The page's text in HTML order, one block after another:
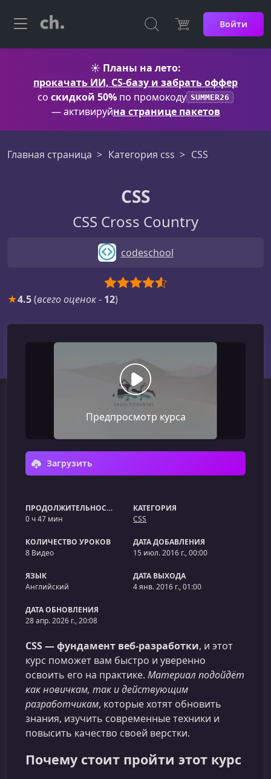
Войти
☀️ Планы на лето:
прокачать ИИ, CS-базу и забрать оффер
со скидкой 50% по промокоду SUMMER26
— активируйна странице пакетов
Главная страница Категория css CSS
CSS
CSS Cross Country
codeschool
★4.5(всего оценок- 12)
Предпросмотр курса
Загрузить
ПРОДОЛЖИТЕЛЬНОСТЬ
0 ч 47 мин
КАТЕГОРИЯ
CSS
КОЛИЧЕСТВО УРОКОВ
8 Видео
ДАТА ДОБАВЛЕНИЯ
15 июл. 2016 г., 00:00
ЯЗЫК
Английский
ДАТА ВЫХОДА
4 янв. 2016 г., 01:00
ДАТА ОБНОВЛЕНИЯ
28 апр. 2026 г., 20:08
CSS — фундамент веб‑разработки, и этот
курс поможет вам быстро и уверенно
освоить его на практике. Материал подойдёт
как новичкам, так и действующим
разработчикам, которые хотят обновить
знания, изучить современные техники и
повысить качество своей верстки.
Почему стоит пройти этот курс